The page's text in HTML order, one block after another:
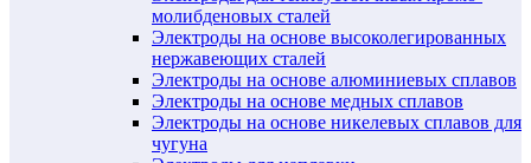
молибденовых сталей
Электроды на основе высоколегированных
нержавеющих сталей
Электроды на основе алюминиевых сплавов
Электроды на основе медных сплавов
Электроды на основе никелевых сплавов для
чугуна